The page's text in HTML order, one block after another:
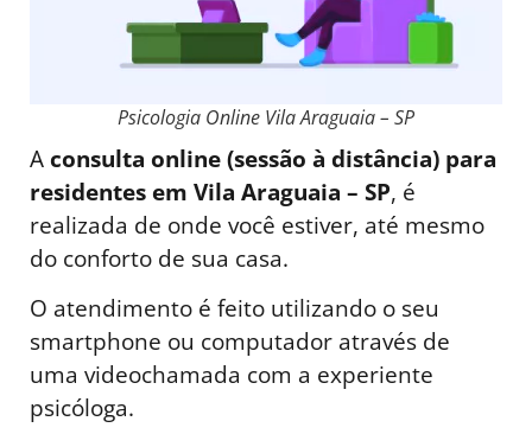
Psicologia Online Vila Araguaia – SP
Aconsulta online (sessão à distância) para
residentes em Vila Araguaia – SP, é
realizada de onde você estiver, até mesmo
do conforto de sua casa.
O atendimento é feito utilizando o seu
smartphone ou computador através de
uma videochamada com a experiente
psicóloga.